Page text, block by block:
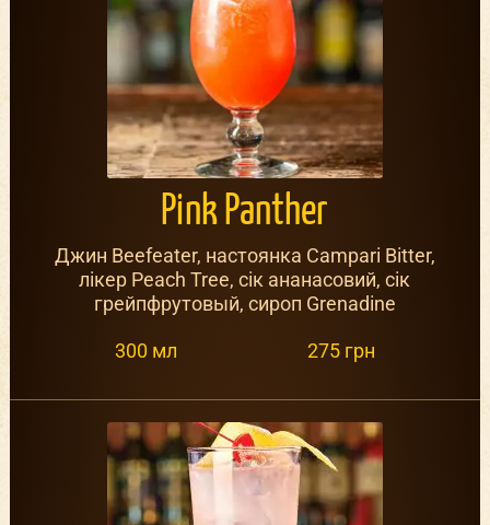
Pink Panther
Джин Beefeater, настоянка Campari Bitter,
лікер Peach Tree, сік ананасовий, сік
грейпфрутовый, сироп Grenadine
300 мл 275 грн